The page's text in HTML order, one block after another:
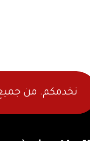
نخدمكم. من